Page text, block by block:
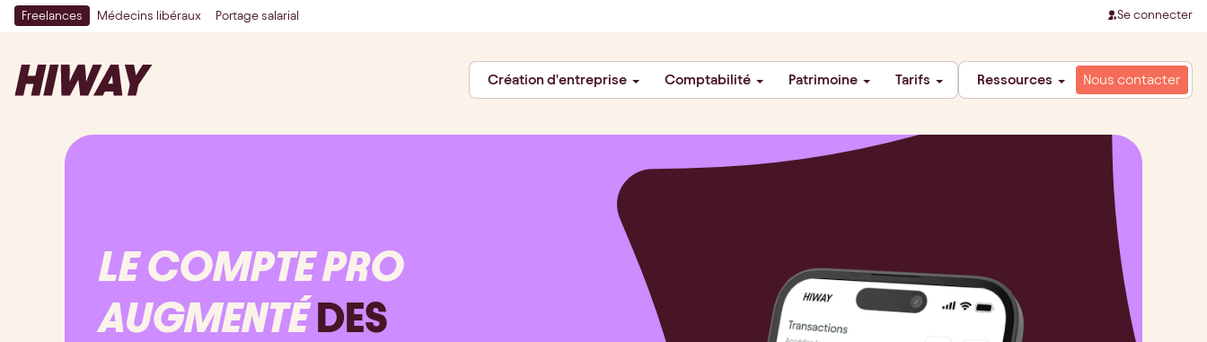
Freelances Médecins libéraux Portage salarial Se connecter
Création d'entreprise Comptabilité Patrimoine Tarifs Ressources Nous contacter
LE COMPTE PRO
AUGMENTÉDES